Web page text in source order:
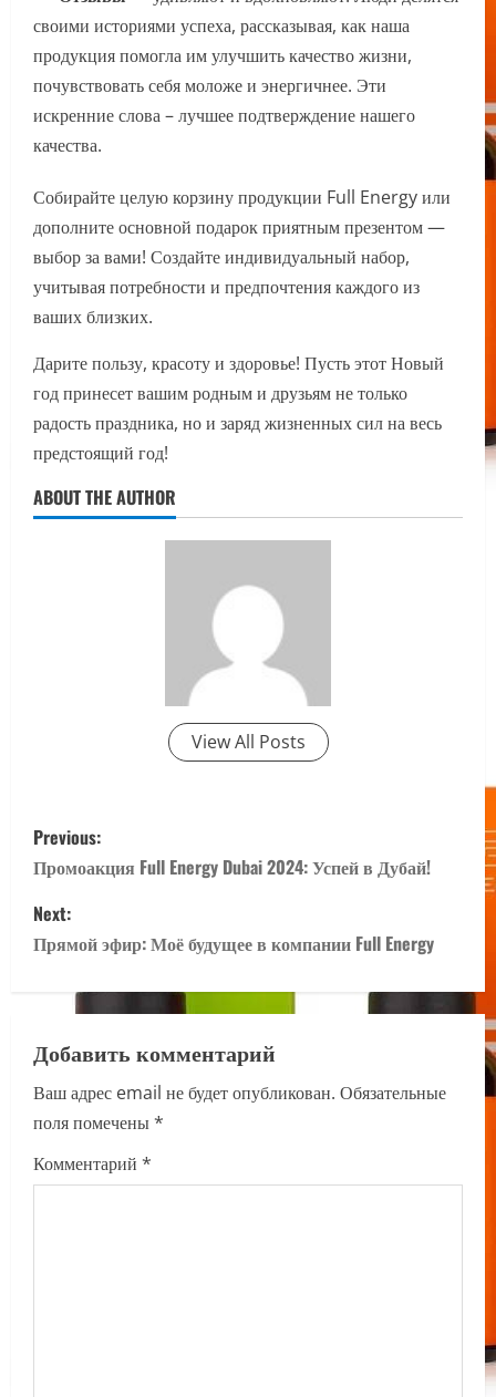
своими историями успеха, рассказывая, как наша
продукция помогла им улучшить качество жизни,
почувствовать себя моложе и энергичнее. Эти
искренние слова – лучшее подтверждение нашего
качества.
Собирайте целую корзину продукции Full Energy или
дополните основной подарок приятным презентом —
выбор за вами! Создайте индивидуальный набор,
учитывая потребности и предпочтения каждого из
ваших близких.
Дарите пользу, красоту и здоровье! Пусть этот Новый
год принесет вашим родным и друзьям не только
радость праздника, но и заряд жизненных сил на весь
предстоящий год!
ABOUT THE AUTHOR
View All Posts
P
o
s
t
a
v
i
g
Previous:
Промоакция Full Energy Dubai 2024: Успей в Дубай!
Next:
Прямой эфир: Моё будущее в компании Full Energy
Добавить комментарий
Ваш адрес email не будет опубликован. Обязательные
поля помечены*
Комментарий *